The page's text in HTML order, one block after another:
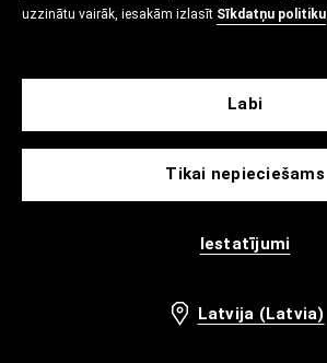
uzzinātu vairāk, iesakām izlasīt Sīkdatņu politiku
Tikai nepieciešams
Iestatījumi
Labi
Latvija (Latvia)